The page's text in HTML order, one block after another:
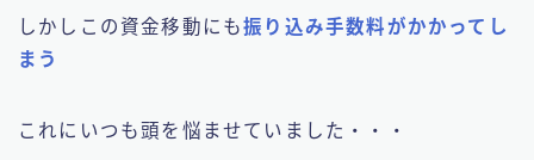
しかしこの資金移動にも振り込み手数料がかかってし
まう
これにいつも頭を悩ませていました・・・